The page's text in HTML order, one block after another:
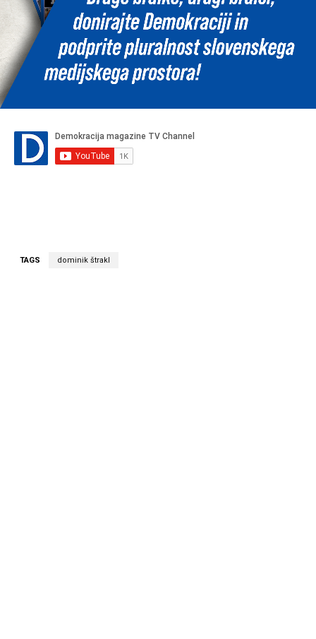
TAGS dominik štrakl